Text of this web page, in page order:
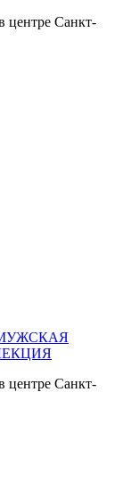
центре Санкт-
центре Санкт-